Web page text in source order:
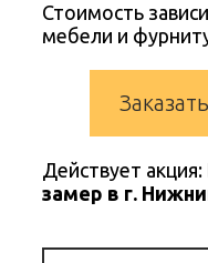
Стоимость
мебели и
Действует акция:
замер в г.